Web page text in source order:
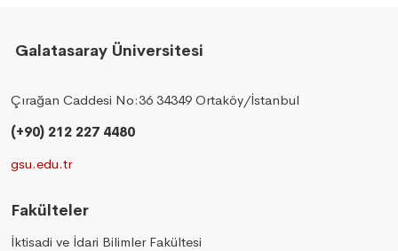
Galatasaray Üniversitesi
Çırağan Caddesi No:36 34349 Ortaköy/İstanbul
(+90) 212 227 4480
gsu.edu.tr
Fakülteler
İktisadi ve İdari Bilimler Fakültesi